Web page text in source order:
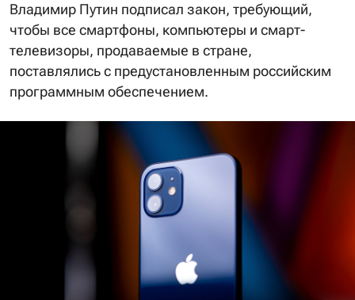
Владимир Путин подписал закон, требующий,
чтобы все смартфоны, компьютеры и смарт-
телевизоры, продаваемые в стране,
поставлялись с предустановленным российским
программным обеспечением.